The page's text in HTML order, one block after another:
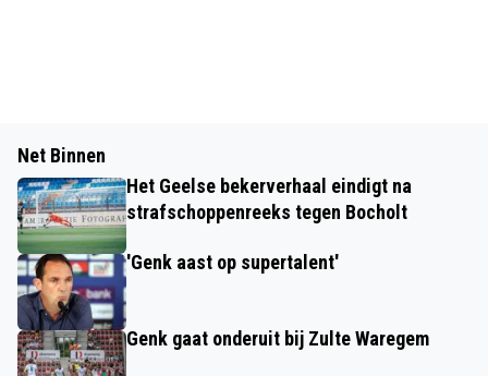
Net Binnen
Het Geelse bekerverhaal eindigt na
strafschoppenreeks tegen Bocholt
'Genk aast op supertalent'
Genk gaat onderuit bij Zulte Waregem